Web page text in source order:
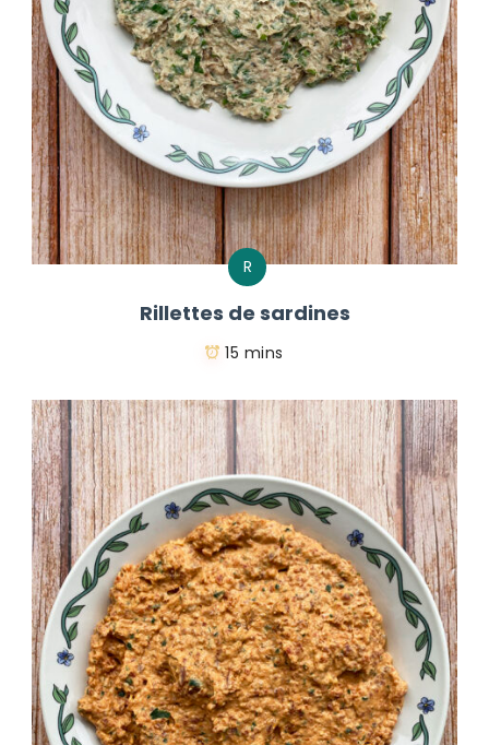
R
Rillettes de sardines
15 mins